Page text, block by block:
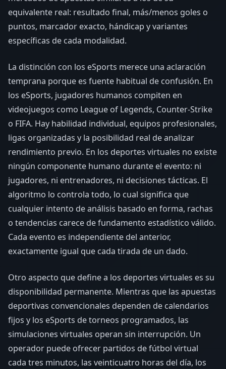
equivalente real: resultado final, más/menos goles o
puntos, marcador exacto, hándicap y variantes
específicas de cada modalidad.
La distinción con los eSports merece una aclaración
temprana porque es fuente habitual de confusión. En
los eSports, jugadores humanos compiten en
videojuegos como League of Legends, Counter-Strike
o FIFA. Hay habilidad individual, equipos profesionales,
ligas organizadas y la posibilidad real de analizar
rendimiento previo. En los deportes virtuales no existe
ningún componente humano durante el evento: ni
jugadores, ni entrenadores, ni decisiones tácticas. El
algoritmo lo controla todo, lo cual significa que
cualquier intento de análisis basado en forma, rachas
o tendencias carece de fundamento estadístico válido.
Cada evento es independiente del anterior,
exactamente igual que cada tirada de un dado.
Otro aspecto que define a los deportes virtuales es su
disponibilidad permanente. Mientras que las apuestas
deportivas convencionales dependen de calendarios
fijos y los eSports de torneos programados, las
simulaciones virtuales operan sin interrupción. Un
operador puede ofrecer partidos de fútbol virtual
cada tres minutos, las veinticuatro horas del día, los